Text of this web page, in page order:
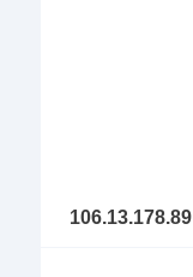
106.13.178.89